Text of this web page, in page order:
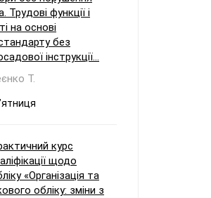
Трудові функції і
на основі
без
інструкції...
Т.
курс
щодо
«Організація та
обліку: зміни з